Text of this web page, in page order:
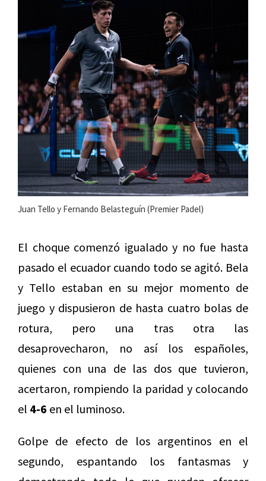
Juan Tello y Fernando Belasteguín (Premier Padel)
El choque comenzó igualado y no fue hasta
pasado el ecuador cuando todo se agitó. Bela
y Tello estaban en su mejor momento de
juego y dispusieron de hasta cuatro bolas de
rotura, pero una tras otra las
desaprovecharon, no así los españoles,
quienes con una de las dos que tuvieron,
acertaron, rompiendo la paridad y colocando
el 4-6 en el luminoso.
Golpe de efecto de los argentinos en el
segundo, espantando los fantasmas y